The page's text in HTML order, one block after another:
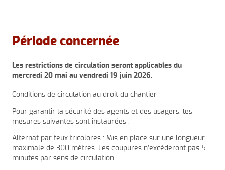
Période concernée
Les restrictions de circulation seront applicables du
mercredi 20 mai au vendredi 19 juin 2026.
Conditions de circulation au droit du chantier
Pour garantir la sécurité des agents et des usagers, les
mesures suivantes sont instaurées :
Alternat par feux tricolores : Mis en place sur une longueur
maximale de 300 mètres. Les coupures n’excéderont pas 5
minutes par sens de circulation.